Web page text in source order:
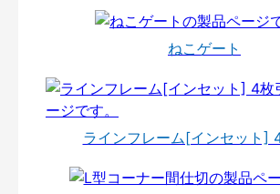
ねこゲート
ラインフレーム[インセット]